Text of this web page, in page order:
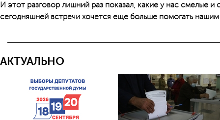
И этот разговор лишний раз показал, какие у нас смелые
сегодняшней встречи хочется еще больше помогать
АКТУАЛЬНО